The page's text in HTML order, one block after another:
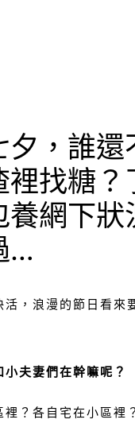
夕，誰還
裡找糖？
養網下狀
…
， 浪漫的節日看來
夫妻們在幹嘛呢？
？ 各自宅在小區裡？